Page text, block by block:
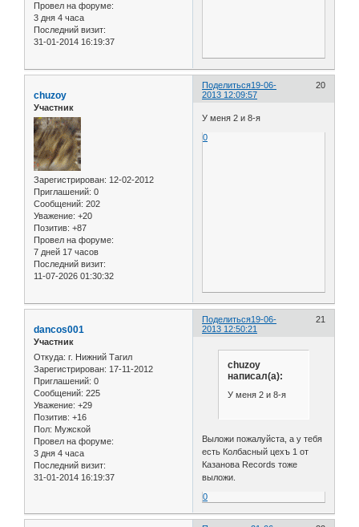
Провел на форуме:
3 дня 4 часа
Последний визит:
31-01-2014 16:19:37
Поделиться 20
19-06-
2013 12:09:57
chuzoy
Участник
Зарегистрирован: 12-02-2012
Приглашений: 0
Сообщений: 202
Уважение: +20
Позитив: +87
Провел на форуме:
7 дней 17 часов
Последний визит:
11-07-2026 01:30:32
У меня 2 и 8-я
0
Поделиться 21
19-06-
2013 12:50:21
dancos001
Участник
Откуда: г. Нижний Тагил
Зарегистрирован: 17-11-2012
Приглашений: 0
Сообщений: 225
Уважение: +29
Позитив: +16
Пол: Мужской
Провел на форуме:
3 дня 4 часа
Последний визит:
31-01-2014 16:19:37
chuzoy
написал(а):
У меня 2 и 8-я
Выложи пожалуйста, а у тебя
есть Колбасный цехъ 1 от
Казанова Records тоже
выложи.
0